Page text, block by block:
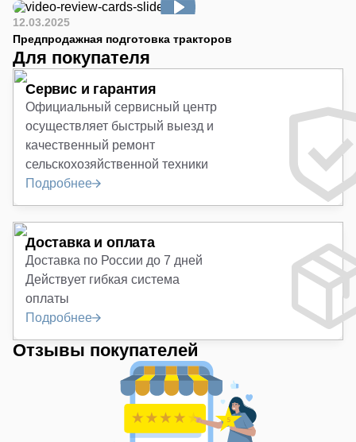
12.03.2025
Предпродажная подготовка тракторов
Для покупателя
Сервис и гарантия
Официальный сервисный центр
осуществляет быстрый выезд и
качественный ремонт
сельскохозяйственной техники
Подробнее
Доставка и оплата
Доставка по России до 7 дней
Действует гибкая система
оплаты
Подробнее
Отзывы покупателей